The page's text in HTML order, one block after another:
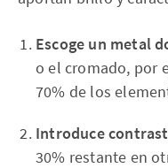
Escoge un metal
o el cromado, por
70% de los
Introduce
30% restante en